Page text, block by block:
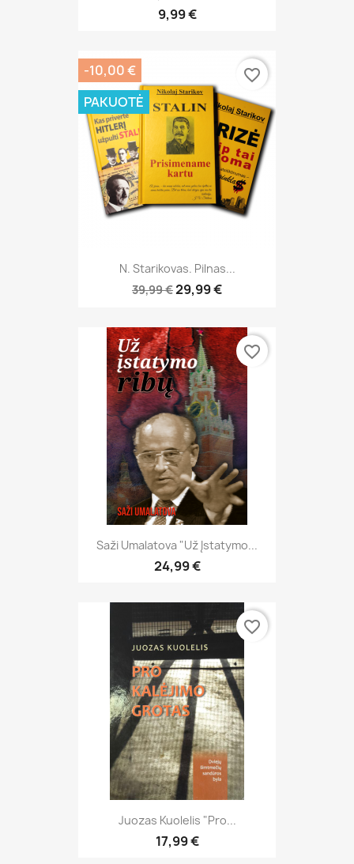
9,99 €
N. Starikovas. Pilnas...
39,99 €29,99 €
-10,00 €
PAKUOTĖ
favorite_border
Saži Umalatova "Už Įstatymo...
24,99 €
favorite_border
Juozas Kuolelis "Pro...
17,99 €
favorite_border